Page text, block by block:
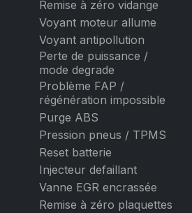
Remise à zéro vidange
Voyant moteur allume
Voyant antipollution
Perte de puissance /
mode degrade
Problème FAP /
régénération impossible
Purge ABS
Pression pneus / TPMS
Reset batterie
Injecteur defaillant
Vanne EGR encrassée
Remise à zéro plaquettes